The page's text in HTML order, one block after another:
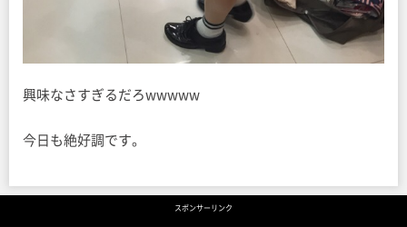
興味なさすぎるだろwwwww
今日も絶好調です。
スポンサーリンク